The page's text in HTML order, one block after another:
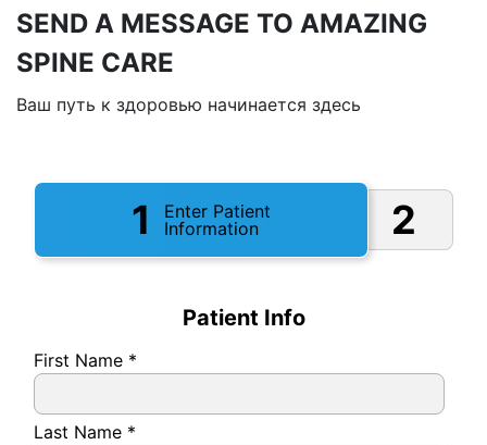
SEND A MESSAGE TO AMAZING
SPINE CARE
Ваш путь к здоровью начинается здесь
1
Enter Patient
Information
2
Patient Info
First Name *
Last Name *